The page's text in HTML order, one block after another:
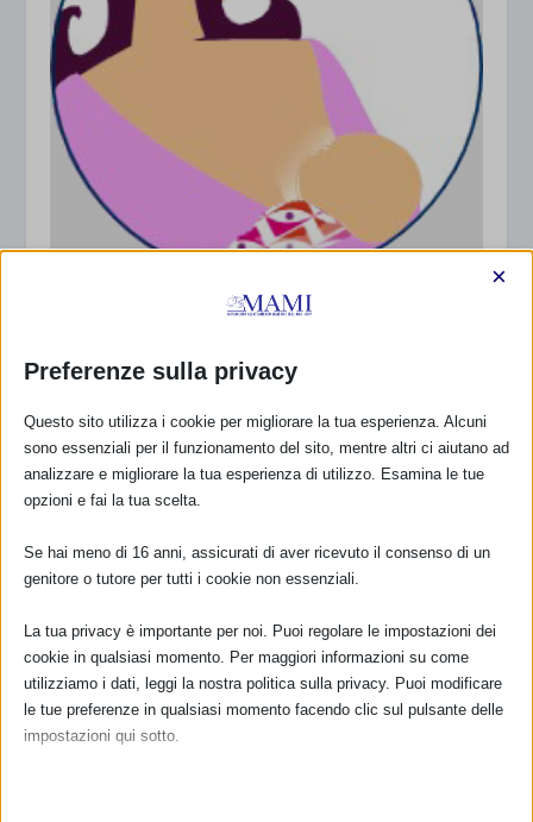
INSIEME PER L’ALLATTAMENTO: START-UP
gratuito
RISPONDI
Preferenze sulla privacy
×
Questo sito utilizza i cookie per migliorare la tua esperienza. Alcuni
sono essenziali per il funzionamento del sito, mentre altri ci aiutano ad
analizzare e migliorare la tua esperienza di utilizzo. Esamina le tue
opzioni e fai la tua scelta.
Se hai meno di 16 anni, assicurati di aver ricevuto il consenso di un
genitore o tutore per tutti i cookie non essenziali.
La tua privacy è importante per noi. Puoi regolare le impostazioni dei
cookie in qualsiasi momento. Per maggiori informazioni su come
utilizziamo i dati, leggi la nostra politica sulla privacy. Puoi modificare
le tue preferenze in qualsiasi momento facendo clic sul pulsante delle
impostazioni qui sotto.